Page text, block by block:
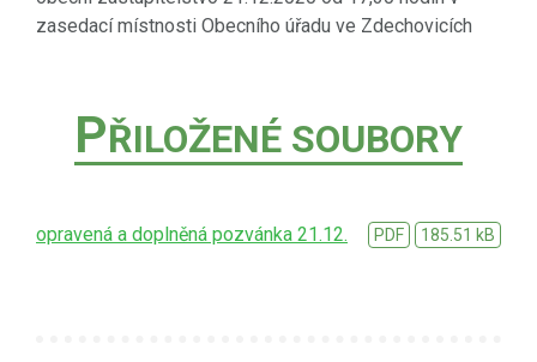
zasedací místnosti Obecního úřadu ve Zdechovicích
PŘILOŽENÉ SOUBORY
opravená a doplněná pozvánka 21.12. PDF 185.51 kB